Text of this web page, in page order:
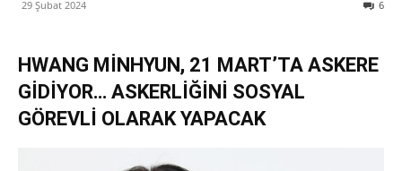
29 Şubat 2024 6
HWANG MİNHYUN, 21 MART’TA ASKERE
GİDİYOR… ASKERLİĞİNİ SOSYAL
GÖREVLİ OLARAK YAPACAK